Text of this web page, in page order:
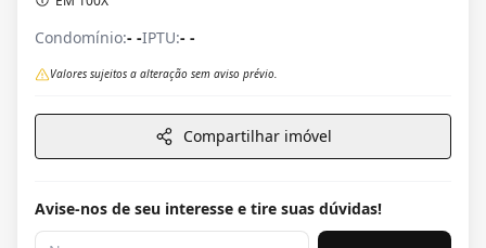
Condomínio:- -IPTU:- -
Valores sujeitos a alteração sem aviso prévio.
Compartilhar imóvel
Avise-nos de seu interesse e tire suas dúvidas!